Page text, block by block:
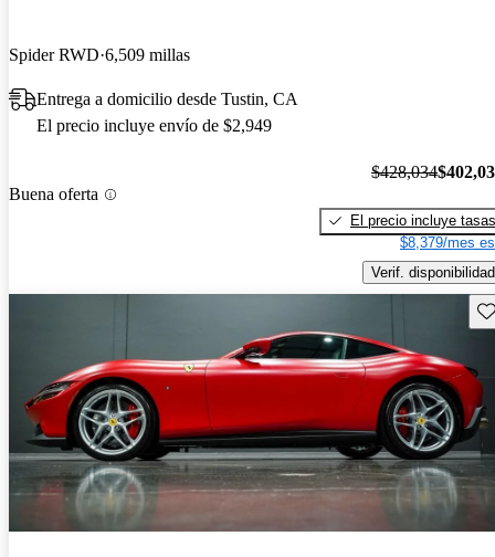
Spider RWD 6,509 millas
Entrega a domicilio desde Tustin, CA
El precio incluye envío de $2,949
Buena oferta
$428,034
El precio incluye tasas
$8,379/mes
Verif. disponibilidad